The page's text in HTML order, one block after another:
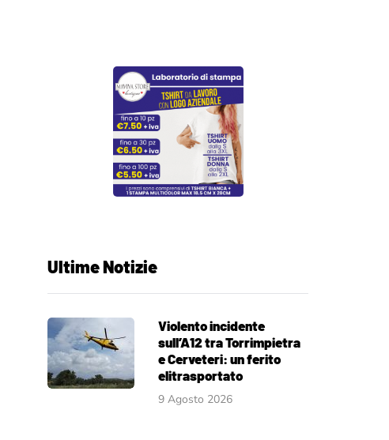
Ultime Notizie
Violento incidente
sull’A12 tra Torrimpietra
e Cerveteri: un ferito
elitrasportato
9 Agosto 2026